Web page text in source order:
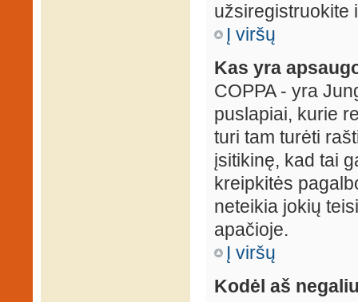
užsiregistruokite
Į viršų
Kas yra
COPPA - yra
puslapiai, kurie
turi tam turėti
įsitikinę, kad tai
kreipkitės
neteikia jokių
apačioje.
Į viršų
Kodėl aš